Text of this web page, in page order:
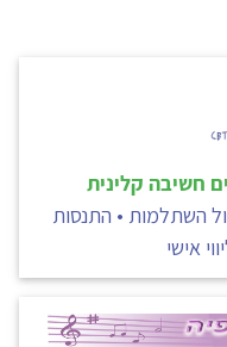
השתלמות • התנסות
אישי